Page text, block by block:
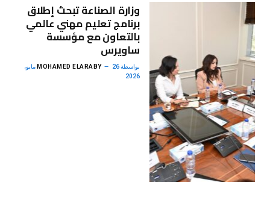
وزارة الصناعة تبحث إطلاق
برنامج تعليم مهني عالمي
بالتعاون مع مؤسسة
ساويرس
بواسطة MOHAMED ELARABY 26 مايو،
2026